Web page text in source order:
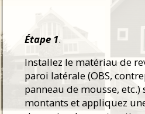
Étape 1.
Installez le matériau de
paroi latérale (OBS,
panneau de mousse, etc.)
montants et appliquez